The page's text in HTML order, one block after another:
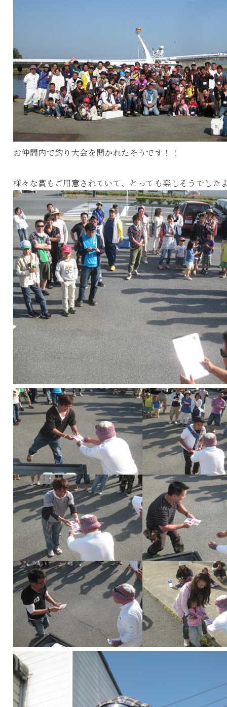
お仲間内で釣り大会を開かれたそうです！！
様々な賞もご用意されていて、とっても楽しそうでした